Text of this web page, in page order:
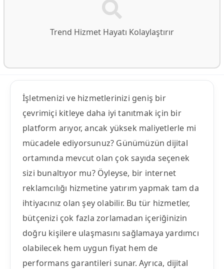
Trend Hizmet Hayatı Kolaylaştırır
İşletmenizi ve hizmetlerinizi geniş bir
çevrimiçi kitleye daha iyi tanıtmak için bir
platform arıyor, ancak yüksek maliyetlerle mi
mücadele ediyorsunuz? Günümüzün dijital
ortamında mevcut olan çok sayıda seçenek
sizi bunaltıyor mu? Öyleyse, bir internet
reklamcılığı hizmetine yatırım yapmak tam da
ihtiyacınız olan şey olabilir. Bu tür hizmetler,
bütçenizi çok fazla zorlamadan içeriğinizin
doğru kişilere ulaşmasını sağlamaya yardımcı
olabilecek hem uygun fiyat hem de
performans garantileri sunar. Ayrıca, dijital